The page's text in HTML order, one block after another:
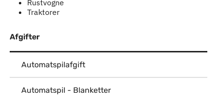
Rustvogne
Traktorer
Afgifter
Automatspilafgift
Automatspil - Blanketter